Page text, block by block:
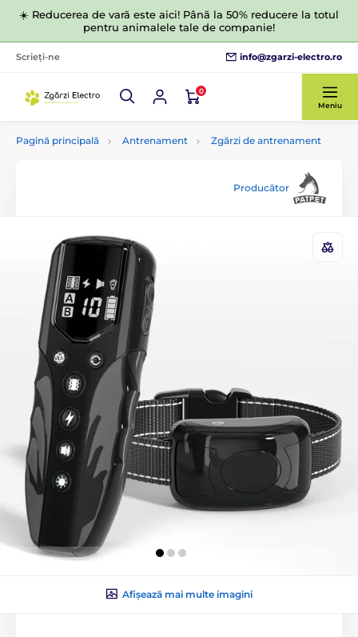
☀️ Reducerea de vară este aici! Până la 50% reducere la totul
pentru animalele tale de companie!
Scrieți-ne info@zgarzi-electro.ro
0
Meniu
Pagină principală Antrenament Zgărzi de antrenament
Producător
Afișează mai multe imagini